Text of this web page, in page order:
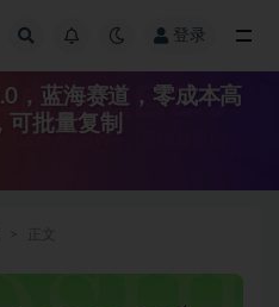
登录
，蓝海赛道，零成本高
可批量复制